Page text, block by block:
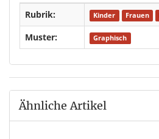
Rubrik: Kinder Frauen
Muster: Graphisch
Ähnliche Artikel